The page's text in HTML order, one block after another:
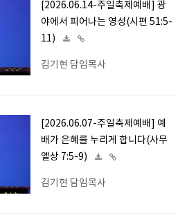
[2026.06.14-주일축제예배] 광
야에서 피어나는 영성(시편 51:5-
11)
김기현 담임목사
[2026.06.07-주일축제예배] 예
배가 은혜를 누리게 합니다(사무
엘상 7:5-9)
김기현 담임목사